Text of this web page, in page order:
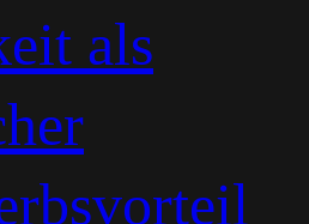
als